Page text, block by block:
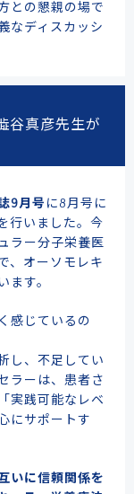
との懇親の場で
なディスカッシ
谷真彦先生が
9月号 に8月号に
行いました。今
ラー分子栄養医
、オーソモレキ
ます。
感じているの
し、不足してい
ラーは、患者さ
実践可能なレベ
にサポートす
いに信頼関係を